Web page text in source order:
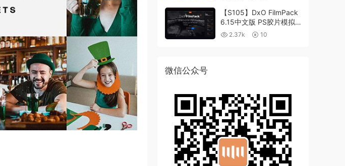
【S105】DxO FilmPack
6.15中文版 PS胶片模拟
滤镜支持WIN/MAC
2.37k 10
微信公众号